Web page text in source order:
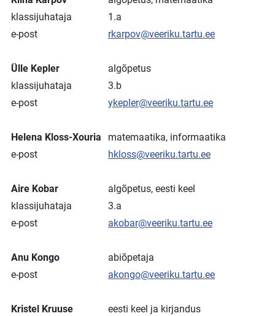
klassijuhataja
1.a
e-post
rkarpov@veeriku.tartu.ee
Ülle Kepler
algõpetus
klassijuhataja
3.b
e-post
ykepler@veeriku.tartu.ee
Helena Kloss-Xouria
matemaatika, informaatika
e-post
hkloss@veeriku.tartu.ee
Aire Kobar
algõpetus, eesti keel
klassijuhataja
3.a
e-post
akobar@veeriku.tartu.ee
Anu Kongo
abiõpetaja
e-post
akongo@veeriku.tartu.ee
Kristel Kruuse
eesti keel ja kirjandus